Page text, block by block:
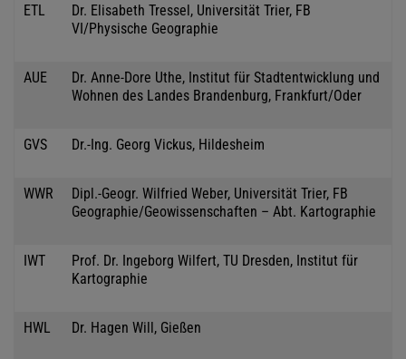
ETL
Dr. Elisabeth Tressel, Universität Trier, FB
VI/Physische Geographie
AUE
Dr. Anne-Dore Uthe, Institut für Stadtentwicklung und
Wohnen des Landes Brandenburg, Frankfurt/Oder
GVS Dr.-Ing. Georg Vickus, Hildesheim
WWR
Dipl.-Geogr. Wilfried Weber, Universität Trier, FB
Geographie/Geowissenschaften – Abt. Kartographie
IWT
Prof. Dr. Ingeborg Wilfert, TU Dresden, Institut für
Kartographie
HWL Dr. Hagen Will, Gießen